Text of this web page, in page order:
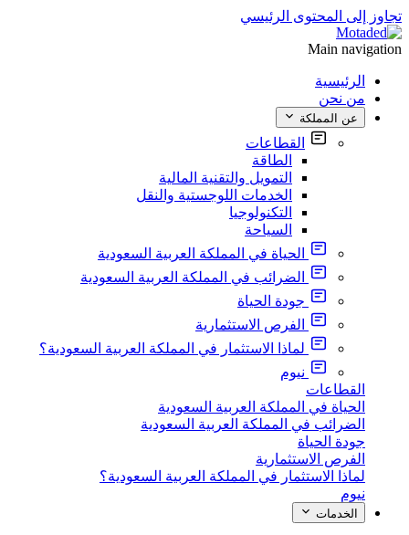
تجاوز إلى المحتوى الرئيسي
Main navigation
الرئيسية
من نحن
عن المملكة
القطاعات
الطاقة
التمويل والتقنية المالية
الخدمات اللوجستية والنقل
التكنولوجيا
السياحة
الحياة في المملكة العربية السعودية
الضرائب في المملكة العربية السعودية
جودة الحياة
الفرص الاستثمارية
لماذا الاستثمار في المملكة العربية السعودية؟
نيوم
القطاعات
الحياة في المملكة العربية السعودية
الضرائب في المملكة العربية السعودية
جودة الحياة
الفرص الاستثمارية
لماذا الاستثمار في المملكة العربية السعودية؟
نيوم
الخدمات